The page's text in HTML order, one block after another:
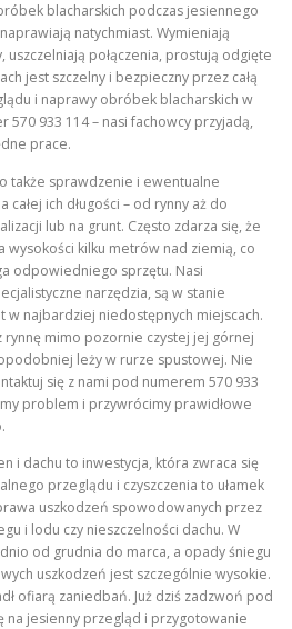
blacharskich podczas jesiennego
natychmiast. Wymieniają
uszczelniają połączenia, prostują odgięte
jest szczelny i bezpieczny przez całą
i naprawy obróbek blacharskich w
570 933 114 – nasi fachowcy przyjadą,
prace.
także sprawdzenie i ewentualne
ich długości – od rynny aż do
lub na grunt. Często zdarza się, że
wysokości kilku metrów nad ziemią, co
odpowiedniego sprzętu. Nasi
narzędzia, są w stanie
w najbardziej niedostępnych miejscach.
mimo pozornie czystej jej górnej
leży w rurze spustowej. Nie
się z nami pod numerem 570 933
problem i przywrócimy prawidłowe
i dachu to inwestycja, która zwraca się
przeglądu i czyszczenia to ułamek
uszkodzeń spowodowanych przez
i lodu czy nieszczelności dachu. W
od grudnia do marca, a opady śniegu
uszkodzeń jest szczególnie wysokie.
ofiarą zaniedbań. Już dziś zadzwoń pod
na jesienny przegląd i przygotowanie